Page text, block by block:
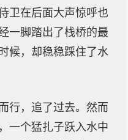
卫在后面大声惊呼也
一脚踏出了栈桥的最
候，却稳稳踩住了水
行，追了过去。然而
一个猛扎子跃入水中